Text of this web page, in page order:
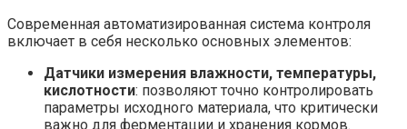
Современная автоматизированная система контроля
включает в себя несколько основных элементов:
Датчики измерения влажности, температуры,
кислотности: позволяют точно контролировать
параметры исходного материала, что критически
важно для ферментации и хранения кормов.